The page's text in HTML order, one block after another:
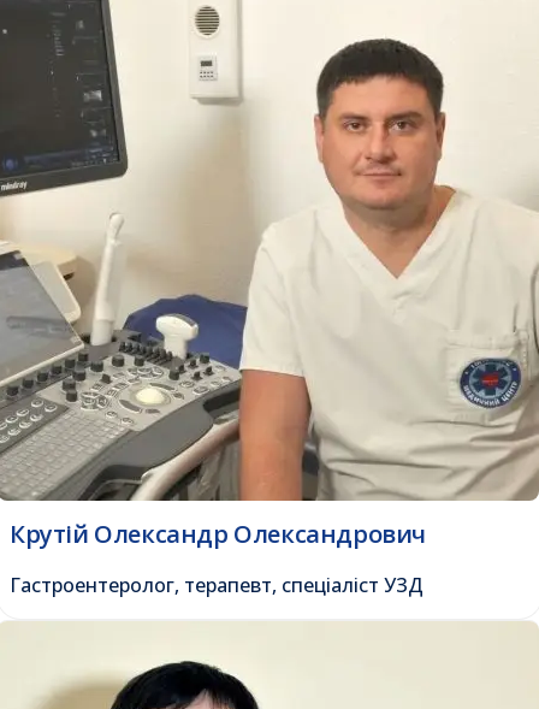
Крутій Олександр Олександрович
Гастроентеролог, терапевт, спеціаліст УЗД